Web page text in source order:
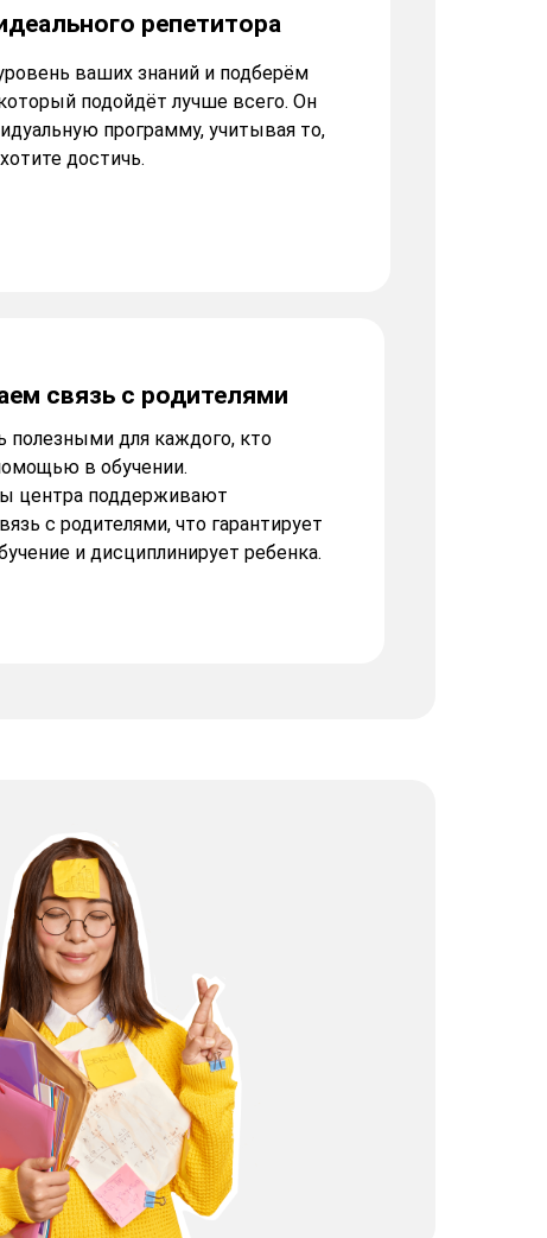
связь с родителями
для каждого, кто
в обучении.
центра поддерживают
с родителями, что гарантирует
и дисциплинирует ребенка.
репетитора
ваших знаний и подберём
подойдёт лучше всего. Он
программу, учитывая то,
достичь.